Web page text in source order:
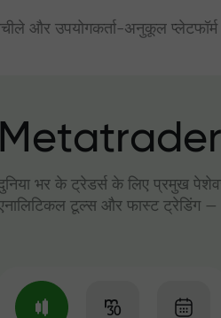
और उपयोगकर्ता-अनुकूल प्लेटफॉर्म
भर के ट्रेडर्स के लिए प्रमुख
टूल्स और फास्ट ट्रेडिंग